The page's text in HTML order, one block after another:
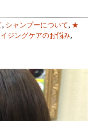
, シャンプーについて, ★
ジングケアのお悩み,